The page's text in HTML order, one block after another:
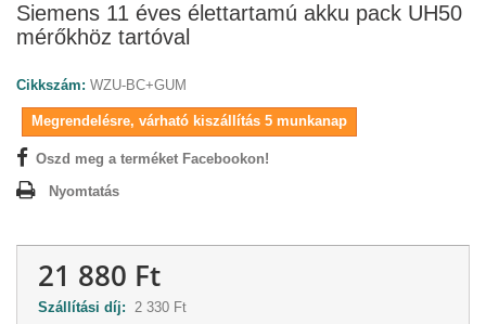
Siemens 11 éves élettartamú akku pack UH50
mérőkhöz tartóval
Cikkszám: WZU-BC+GUM
Megrendelésre, várható kiszállítás 5 munkanap
Oszd meg a terméket Facebookon!
Nyomtatás
21 880 Ft
Szállítási díj: 2 330 Ft